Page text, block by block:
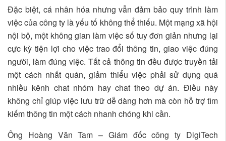
Đặc biệt, cá nhân hóa nhưng vẫn đảm bảo quy trình làm
việc của công ty là yếu tố không thể thiếu. Một mạng xã hội
nội bộ, một không gian làm việc số tuy đơn giản nhưng lại
cực kỳ tiện lợi cho việc trao đổi thông tin, giao việc đúng
người, làm đúng việc. Tất cả thông tin đều được truyền tải
một cách nhất quán, giảm thiểu việc phải sử dụng quá
nhiều kênh chat nhóm hay chat theo dự án. Điều này
không chỉ giúp việc lưu trữ dễ dàng hơn mà còn hỗ trợ tìm
kiếm thông tin một cách nhanh chóng khi cần.
Ông Hoàng Văn Tam – Giám đốc công ty DigiTech